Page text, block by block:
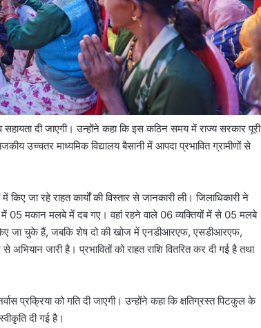
दी जाएगी। उन्होंने कहा कि इस कठिन समय में राज्य सरकार पूरी
उच्चतर माध्यमिक विद्यालय बैसानी में आपदा प्रभावित ग्रामीणों से
जा रहे राहत कार्यों की विस्तार से जानकारी ली। जिलाधिकारी ने
05 मकान मलबे में दब गए। वहां रहने वाले 06 व्यक्तियों में से 05 मलबे
जा चुके हैं, जबकि शेष दो की खोज में एनडीआरएफ, एसडीआरएफ,
जारी है। प्रभावितों को राहत राशि वितरित कर दी गई है तथा
प्रक्रिया को गति दी जाएगी। उन्होंने कहा कि क्षतिग्रस्त पिटकुल के
दी गई है।